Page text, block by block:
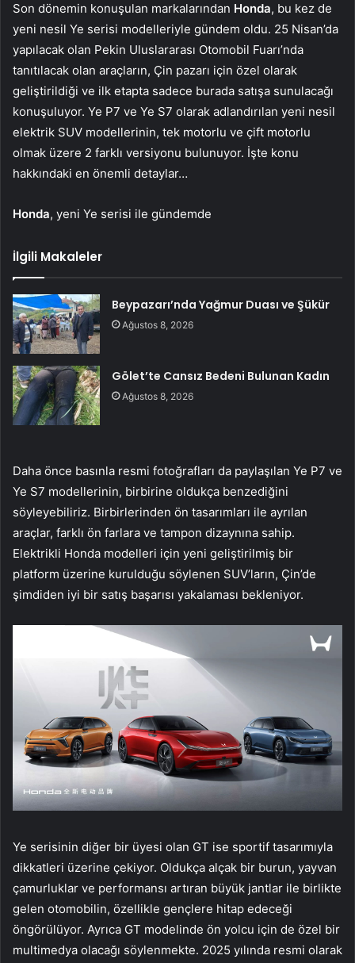
Son dönemin konuşulan markalarından Honda, bu kez de
yeni nesil Ye serisi modelleriyle gündem oldu. 25 Nisan’da
yapılacak olan Pekin Uluslararası Otomobil Fuarı’nda
tanıtılacak olan araçların, Çin pazarı için özel olarak
geliştirildiği ve ilk etapta sadece burada satışa sunulacağı
konuşuluyor. Ye P7 ve Ye S7 olarak adlandırılan yeni nesil
elektrik SUV modellerinin, tek motorlu ve çift motorlu
olmak üzere 2 farklı versiyonu bulunuyor. İşte konu
hakkındaki en önemli detaylar…
Honda, yeni Ye serisi ile gündemde
İlgili Makaleler
Beypazarı’nda Yağmur Duası ve Şükür
Ağustos 8, 2026
Gölet’te Cansız Bedeni Bulunan Kadın
Ağustos 8, 2026
Daha önce basınla resmi fotoğrafları da paylaşılan Ye P7 ve
Ye S7 modellerinin, birbirine oldukça benzediğini
söyleyebiliriz. Birbirlerinden ön tasarımları ile ayrılan
araçlar, farklı ön farlara ve tampon dizaynına sahip.
Elektrikli Honda modelleri için yeni geliştirilmiş bir
platform üzerine kurulduğu söylenen SUV’ların, Çin’de
şimdiden iyi bir satış başarısı yakalaması bekleniyor.
Ye serisinin diğer bir üyesi olan GT ise sportif tasarımıyla
dikkatleri üzerine çekiyor. Oldukça alçak bir burun, yayvan
çamurluklar ve performansı artıran büyük jantlar ile birlikte
gelen otomobilin, özellikle gençlere hitap edeceği
öngörülüyor. Ayrıca GT modelinde ön yolcu için de özel bir
multimedya olacağı söylenmekte. 2025 yılında resmi olarak